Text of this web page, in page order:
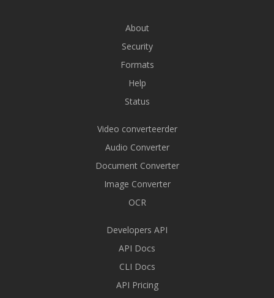
About
Security
Formats
Help
Status
Video converteerder
Audio Converter
Document Converter
Image Converter
OCR
Developers API
API Docs
CLI Docs
API Pricing